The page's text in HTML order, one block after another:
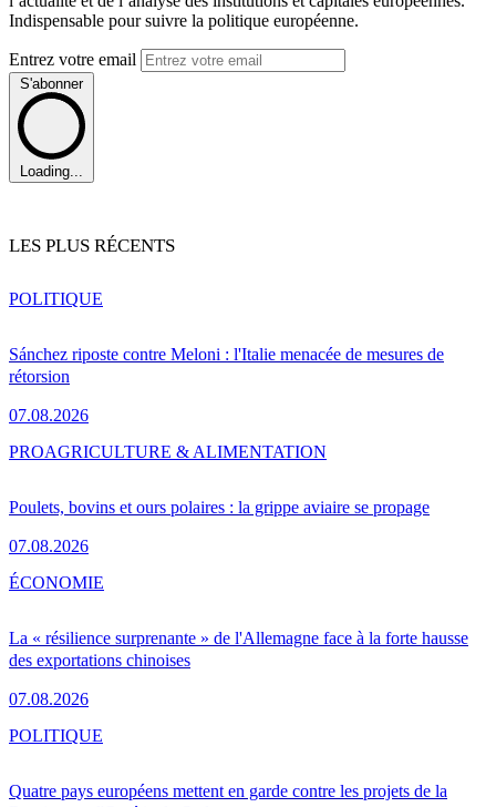
Indispensable pour suivre la politique européenne.
Entrez votre email
S'abonner
Loading...
LES PLUS RÉCENTS
Sánchez riposte contre Meloni : l'Italie menacée de mesures de
rétorsion
07.08.2026
POLITIQUE
Poulets, bovins et ours polaires : la grippe aviaire se propage
07.08.2026
PROAGRICULTURE & ALIMENTATION
La « résilience surprenante » de l'Allemagne face à la forte hausse
des exportations chinoises
07.08.2026
ÉCONOMIE
Quatre pays européens mettent en garde contre les projets de la
POLITIQUE